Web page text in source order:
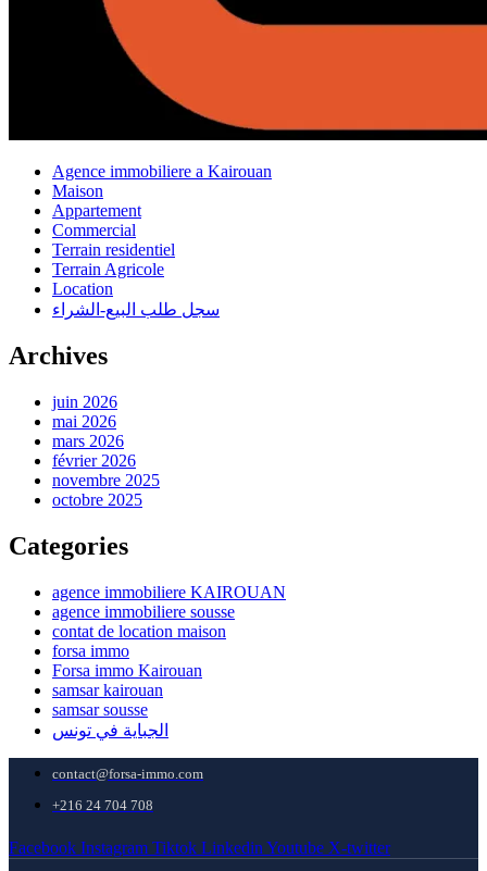
Agence immobiliere a Kairouan
Maison
Appartement
Commercial
Terrain residentiel
Terrain Agricole
Location
سجل طلب البيع-الشراء
Archives
juin 2026
mai 2026
mars 2026
février 2026
novembre 2025
octobre 2025
Categories
agence immobiliere KAIROUAN
agence immobiliere sousse
contat de location maison
forsa immo
Forsa immo Kairouan
samsar kairouan
samsar sousse
الجباية في تونس
contact@forsa-immo.com
+216 24 704 708
Facebook Instagram Tiktok Linkedin Youtube X-twitter